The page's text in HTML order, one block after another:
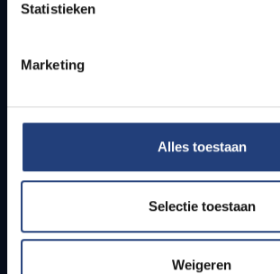
Statistieken
Marketing
Alles toestaan
Selectie toestaan
Weigeren
How to get to the VUB campuses
Students
PhD students
Teachers and secondary schools
Working students